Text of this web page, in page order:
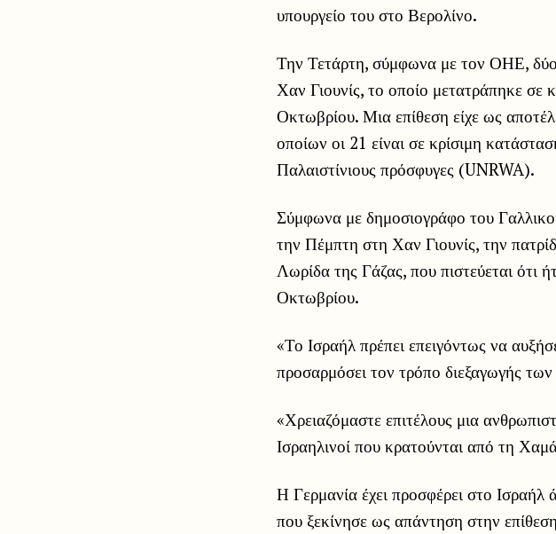
υπουργείο του στο Βερολίνο.
Την Τετάρτη, σύμφωνα με τον ΟΗΕ, δύο
Χαν Γιουνίς, το οποίο μετατράπηκε σε
Οκτωβρίου. Μια επίθεση είχε ως
οποίων οι 21 είναι σε κρίσιμη
Παλαιστίνιους πρόσφυγες (UNRWA).
Σύμφωνα με δημοσιογράφο του
την Πέμπτη στη Χαν Γιουνίς, την
Λωρίδα της Γάζας, που πιστεύεται ότι
Οκτωβρίου.
«Το Ισραήλ πρέπει επειγόντως να
προσαρμόσει τον τρόπο διεξαγωγής
«Χρειαζόμαστε επιτέλους μια
Ισραηλινοί που κρατούνται από τη
Η Γερμανία έχει προσφέρει στο
που ξεκίνησε ως απάντηση στην